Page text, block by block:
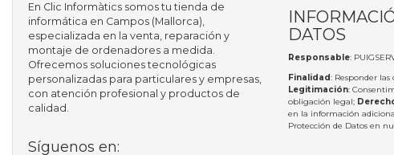
En Clic Informàtics somos tu tienda de
informática en Campos (Mallorca),
especializada en la venta, reparación y
montaje de ordenadores a medida.
Ofrecemos soluciones tecnológicas
personalizadas para particulares y empresas,
con atención profesional y productos de
calidad.
Síguenos en:
DATOS
Responsable:
Finalidad: Responder
Legitimación:
obligación legal;
en la información
Protección de Datos en